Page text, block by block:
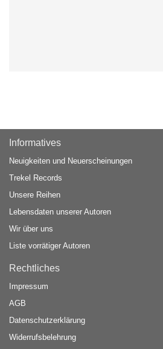
Informatives
Neuigkeiten und Neuerscheinungen
Trekel Records
Unsere Reihen
Lebensdaten unserer Autoren
Wir über uns
Liste vorrätiger Autoren
Rechtliches
Impressum
AGB
Datenschutzerklärung
Widerrufsbelehrung